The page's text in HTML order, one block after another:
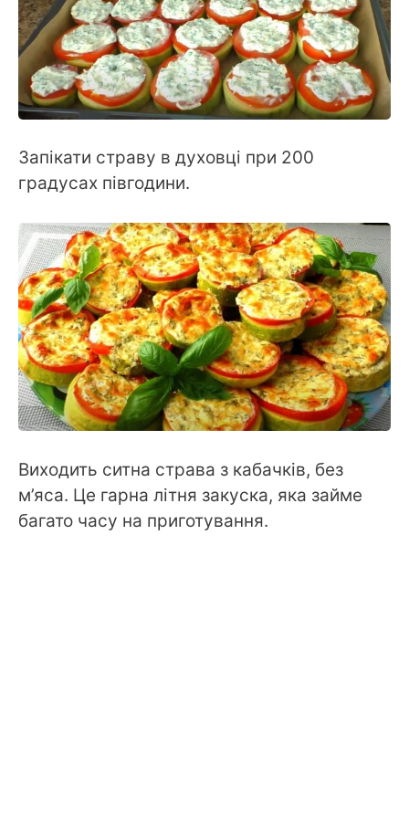
Запікати страву в духовці при 200
градусах півгодини.
Виходить ситна страва з кабачків, без
м’яса. Це гарна літня закуска, яка займе
багато часу на приготування.